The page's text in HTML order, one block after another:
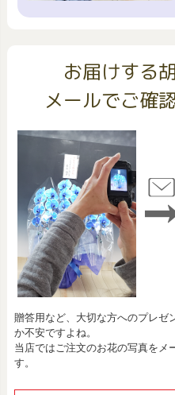
お届けする
メールでご確
贈答用など、大切な方へのプレゼ
か不安ですよね。
当店ではご注文のお花の写真をメ
す。